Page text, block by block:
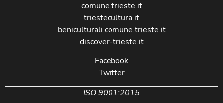
comune.trieste.it
triestecultura.it
beniculturali.comune.trieste.it
discover-trieste.it
Facebook
Twitter
ISO 9001:2015